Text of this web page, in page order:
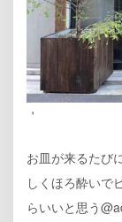
＇
お皿が来るたび
しくほろ酔いで
らいいと思う